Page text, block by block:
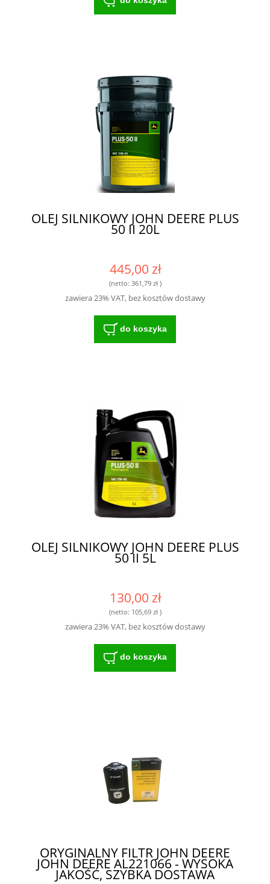
OLEJ SILNIKOWY JOHN DEERE PLUS
50 II 20L
445,00 zł
(netto: 361,79 zł)
zawiera 23% VAT, bez kosztów dostawy
do koszyka
OLEJ SILNIKOWY JOHN DEERE PLUS
50 II 5L
130,00 zł
(netto: 105,69 zł)
zawiera 23% VAT, bez kosztów dostawy
do koszyka
ORYGINALNY FILTR JOHN DEERE
JOHN DEERE AL221066 - WYSOKA
JAKOŚĆ, SZYBKA DOSTAWA